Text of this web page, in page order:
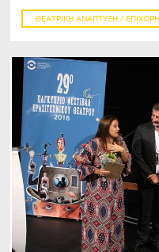
ΘΕΑΤΡΙΚΉ ΑΝΆΠΤΥΞΗ /